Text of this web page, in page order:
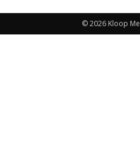
© 2026 Kloop